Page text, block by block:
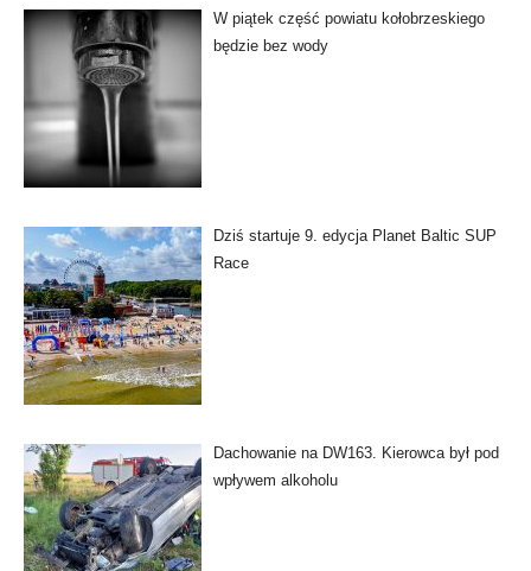
W piątek część powiatu kołobrzeskiego
będzie bez wody
Dziś startuje 9. edycja Planet Baltic SUP
Race
Dachowanie na DW163. Kierowca był pod
wpływem alkoholu